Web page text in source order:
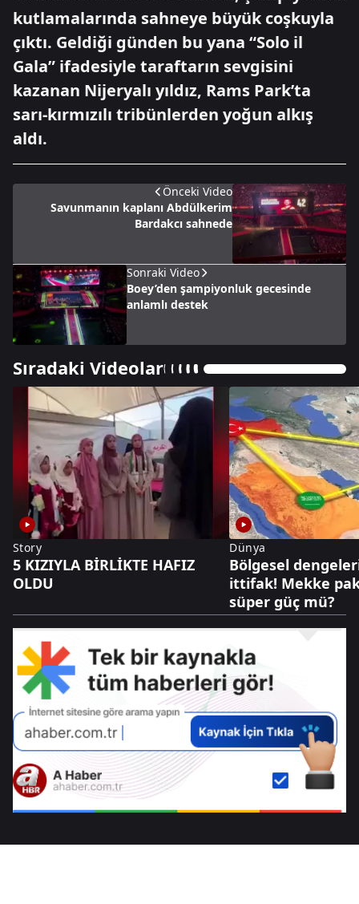
kutlamalarında sahneye büyük coşkuyla
çıktı. Geldiği günden bu yana “Solo il
Gala” ifadesiyle taraftarın sevgisini
kazanan Nijeryalı yıldız, Rams Park’ta
sarı-kırmızılı tribünlerden yoğun alkış
aldı.
Önceki Video
Savunmanın kaplanı Abdülkerim
Bardakcı sahnede
Sonraki Video
Boey’den şampiyonluk gecesinde
anlamlı destek
Sıradaki Videolar
Story
5 KIZIYLA BİRLİKTE HAFIZ
OLDU
Dünya
Bölgesel
ittifak! Mekke
süper güç mü?